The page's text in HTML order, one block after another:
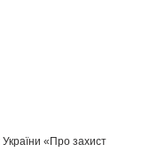
«Про захист